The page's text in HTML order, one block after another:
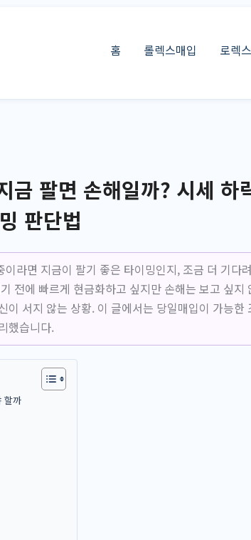
홈 롤렉스매입 로렉
금 팔면 손해일까? 시세 하
판단법
라면 지금이 팔기 좋은 타이밍인지, 조금 더 기다
전에 빠르게 현금화하고 싶지만 손해는 보고 싶지
이 서지 않는 상황. 이 글에서는 당일매입이 가능한
했습니다.
할까